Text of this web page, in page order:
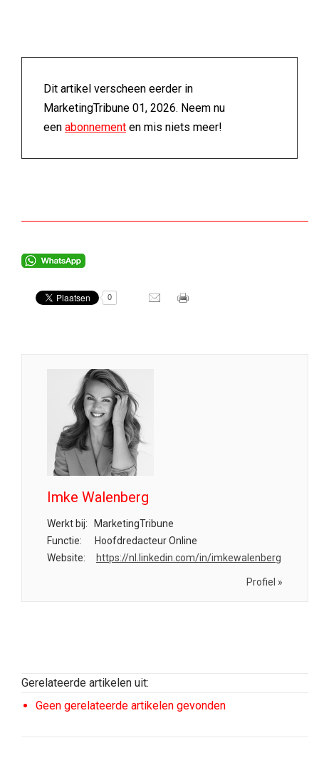
Dit artikel verscheen eerder in
MarketingTribune 01, 2026. Neem nu
een abonnement en mis niets meer!
0
Imke Walenberg
Werkt bij:
MarketingTribune
Functie:
Hoofdredacteur Online
Website:
https://nl.linkedin.com/in/imkewalenberg
Profiel »
Gerelateerde artikelen uit:
Geen gerelateerde artikelen gevonden